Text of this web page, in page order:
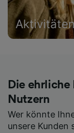
Die
Nutzern
Wer könnte
unsere Kunden